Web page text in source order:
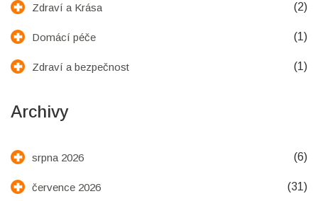
Zdraví a Krása (2)
Domácí péče (1)
Zdraví a bezpečnost (1)
Archivy
srpna 2026 (6)
července 2026 (31)